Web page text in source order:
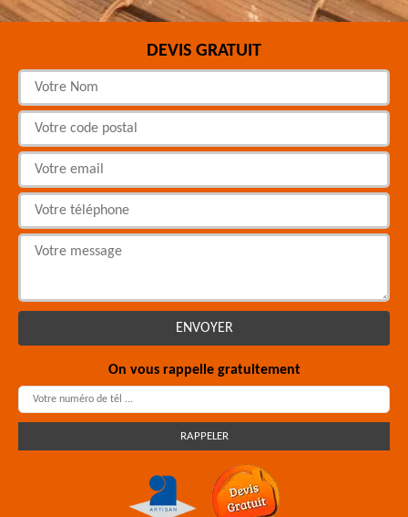
DEVIS GRATUIT
On vous rappelle gratuitement